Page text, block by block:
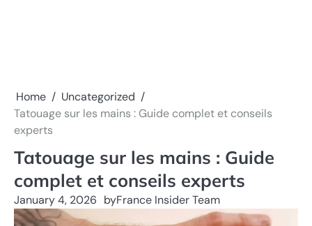
Home
Uncategorized
Tatouage sur les mains : Guide complet et conseils
experts
Tatouage sur les mains : Guide
complet et conseils experts
January 4, 2026 byFrance Insider Team